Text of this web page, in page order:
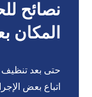
نصائح
المكان
حتى بعد
اتباع بعض